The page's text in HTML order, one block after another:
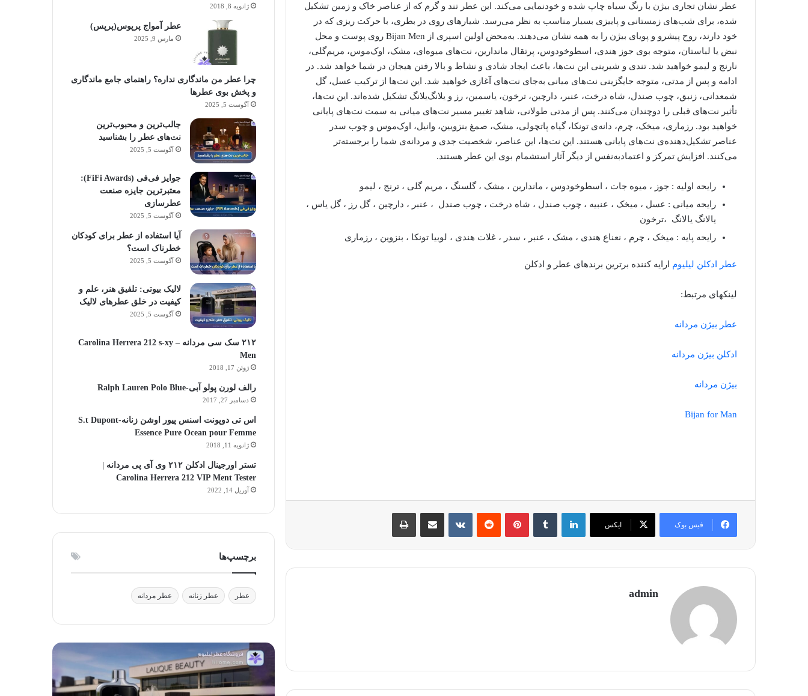
عطر نشان تجاری بیژن با رنگ سیاه چاپ شده و خودنمایی می‌کند. این عطر تند و گرم که از عناصر خاک و زمین تشکیل
شده، برای شب‌های زمستانی و پاییزی بسیار مناسب به نظر می‌رسد. شیارهای روی در بطری، با حرکت ریزی که در
خود دارند، روح پیشرو و پویای بیژن را به همه نشان می‌دهند. به‌محض اولین اسپری از Bijan Men روی پوست و محل
نبض یا لباستان، متوجه بوی جوز هندی، اسطوخودوس، پرتقال ماندارین، نت‌های میوه‌ای، مشک، اوک‌موس، مریم‌گلی،
نارنج و لیمو خواهید شد. تندی و شیرینی این نت‌ها، باعث ایجاد شادی و نشاط و بالا رفتن هیجان در شما خواهد شد. در
ادامه و پس از مدتی، متوجه جایگزینی نت‌های میانی به‌جای نت‌های آغازی خواهید شد. این نت‌ها از ترکیب عسل، گل
شمعدانی، زنبق، چوب صندل، شاه درخت، عنبر، دارچین، ترخون، یاسمین، رز و یلانگ‌یلانگ تشکیل شده‌اند. این نت‌ها،
تأثیر نت‌های قبلی را دوچندان می‌کنند. پس از مدتی طولانی، شاهد تغییر مسیر نت‌های میانی به سمت نت‌های پایانی
خواهید بود. رزماری، میخک، چرم، دانه‌ی تونکا، گیاه پاتچولی، مشک، صمغ بنزویین، وانیل، اوک‌موس و چوب سدر
عناصر تشکیل‌دهنده‌ی نت‌های پایانی هستند. این نت‌ها، این عناصر، شخصیت جدی و مردانه‌ی شما را برجسته‌تر
می‌کنند. افزایش تمرکز و اعتمادبه‌نفس از دیگر آثار استشمام بوی این عطر هستند.
رایحه اولیه : جوز ، میوه جات ، اسطوخودوس ، ماندارین ، مشک ، گلسنگ ، مریم گلی ، ترنج ، لیمو
رایحه میانی : عسل ، میخک ، عنبیه ، چوب صندل ، شاه درخت ، چوب صندل ، عنبر ، دارچین ، گل رز ، گل یاس ،
یالانگ یالانگ ،ترخون
رایحه پایه : میخک ، چرم ، نعناع هندی ، مشک ، عنبر ، سدر ، غلات هندی ، لوبیا تونکا ، بنزوین ، رزماری
عطر ادکلن لیلیوم ارایه کننده برترین برندهای عطر و ادکلن
لینکهای مرتبط:
عطر بیژن مردانه
ادکلن بیژن مردانه
بیژن مردانه
Bijan for Man
فیس بوک ایکس
لینکدین ‫تامبلر ‫پین‌ترست‫رددیت ‫VKontakteاشتراک گذاری از طریق ایمیل چاپ
admin
ژانویه 8, 2018
عطر آمواج پرپوس(پرپس)
مارس 9, 2025
چرا عطر من ماندگاری نداره؟ راهنمای جامع ماندگاری
و پخش بوی عطرها
آگوست 5, 2025
جالب‌ترین و محبوب‌ترین
نت‌های عطر را بشناسید
آگوست 5, 2025
جوایز فی‌فی (FiFi Awards):
معتبرترین جایزه صنعت
عطرسازی
آگوست 5, 2025
آیا استفاده از عطر برای کودکان
خطرناک است؟
آگوست 5, 2025
لالیک بیوتی: تلفیق هنر، علم و
کیفیت در خلق عطرهای لالیک
آگوست 5, 2025
۲۱۲ سک سی مردانه – Carolina Herrera 212 s-xy
Men
ژوئن 17, 2018
رالف لورن پولو آبی-Ralph Lauren Polo Blue
دسامبر 27, 2017
اس تی دوپونت اسنس پیور اوشن زنانه-S.t Dupont
Essence Pure Ocean pour Femme
ژانویه 11, 2018
تستر اورجینال ادکلن ۲۱۲ وی آی پی مردانه |
Carolina Herrera 212 VIP Ment Tester
آوریل 14, 2022
برچسپ‌ها
عطر عطر زنانه عطر مردانه
محبوب‌ترین
من
لالیک
بیوتی:
هنر،
آیا
عطر